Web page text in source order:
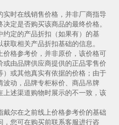
时在线销售价格，并非厂商指导
定是否购买该商品的最终价格。
定的产品折扣（如果有）的基
取相关产品折扣基础的信息。
格参考价，并非原价，该价格可
由品牌供应商提供的正品零售价
）或其他真实有依据的价格；由于
动，品牌专柜标价、商品吊牌
述渠道购物时展示的不一致，该
尔在之前线上价格参考价的基础
，您可在购买前联系客服进行咨